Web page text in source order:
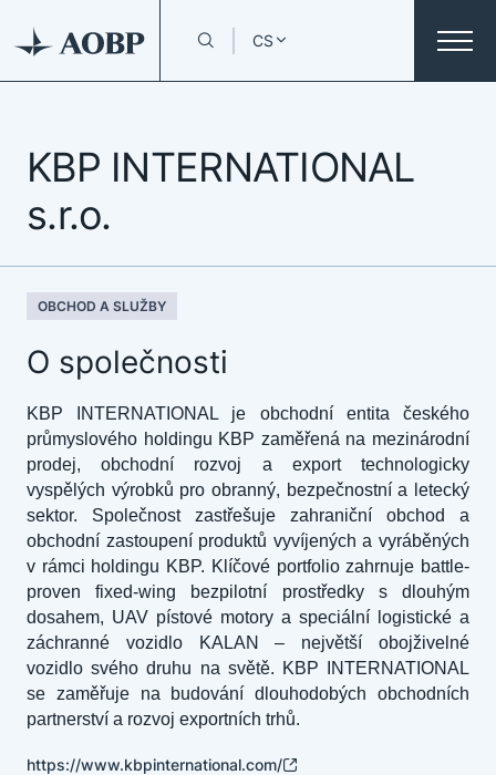
CS
KBP INTERNATIONAL
s.r.o.
OBCHOD A SLUŽBY
O společnosti
KBP INTERNATIONAL je obchodní entita českého
průmyslového holdingu KBP zaměřená na mezinárodní
prodej, obchodní rozvoj a export technologicky
vyspělých výrobků pro obranný, bezpečnostní a letecký
sektor. Společnost zastřešuje zahraniční obchod a
obchodní zastoupení produktů vyvíjených a vyráběných
v rámci holdingu KBP. Klíčové portfolio zahrnuje battle-
proven fixed-wing bezpilotní prostředky s dlouhým
dosahem, UAV pístové motory a speciální logistické a
záchranné vozidlo KALAN – největší obojživelné
vozidlo svého druhu na světě. KBP INTERNATIONAL
se zaměřuje na budování dlouhodobých obchodních
partnerství a rozvoj exportních trhů.
https://www.kbpinternational.com/